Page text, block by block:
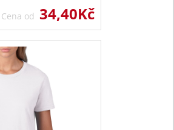
Cena od 34,40Kč